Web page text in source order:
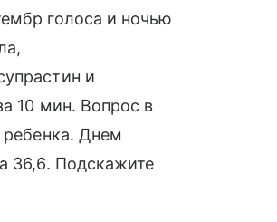
голоса и ночью
и
10 мин. Вопрос в
ребенка. Днем
36,6. Подскажите